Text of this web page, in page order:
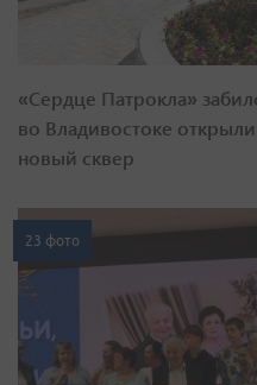
«Сердце Патрокла»
во Владивостоке открыли
новый сквер
23 фото